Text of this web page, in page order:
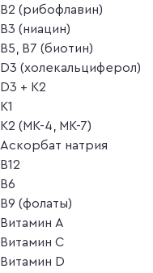
B2 (рибофлавин)
B3 (ниацин)
B5, B7 (биотин)
D3 (холекальциферол)
D3 + K2
K1
K2 (MK-4, MK-7)
Аскорбат натрия
В12
В6
В9 (фолаты)
Витамин A
Витамин C
Витамин D